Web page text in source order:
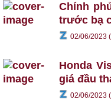
Chính
trước bạ
02/06/2023
Honda
giá đầu
02/06/2023